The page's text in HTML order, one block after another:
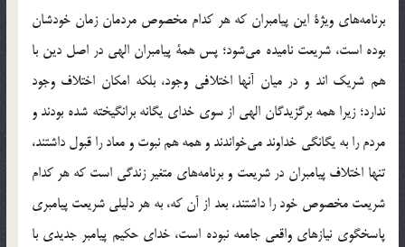
برنامه‌هاي ويژة اين پيامبران كه هر كدام مخصوص مردمان زمان خودشان
بوده است، شريعت ناميده مي‌شود؛ پس همة پيامبران الهي در اصل دين با
هم شريك اند و در ميان آنها اختلافي وجود، بلكه امكان اختلاف وجود
ندارد؛ زيرا همه برگزيدگان الهي از سوي خداي يگانه برانگيخته شده بودند و
مردم را به يگانگي خداوند مي‌خواندند و همه هم نبوت و معاد را قبول داشتند،
تنها اختلاف پيامبران در شريعت و برنامه‌هاي متغير زندگي است كه هر كدام
شريعت مخصوص خود را داشتند، بعد از آن كه، به هر دليلي شريعت پيامبري
پاسخگوي نيازهاي واقعي جامعه نبوده است، خداي حكيم پيامبر جديدي با